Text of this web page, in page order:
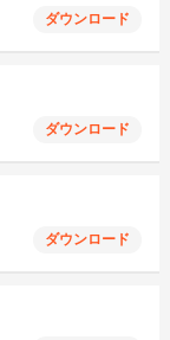
ダウンロード
ダウンロード
ダウンロード